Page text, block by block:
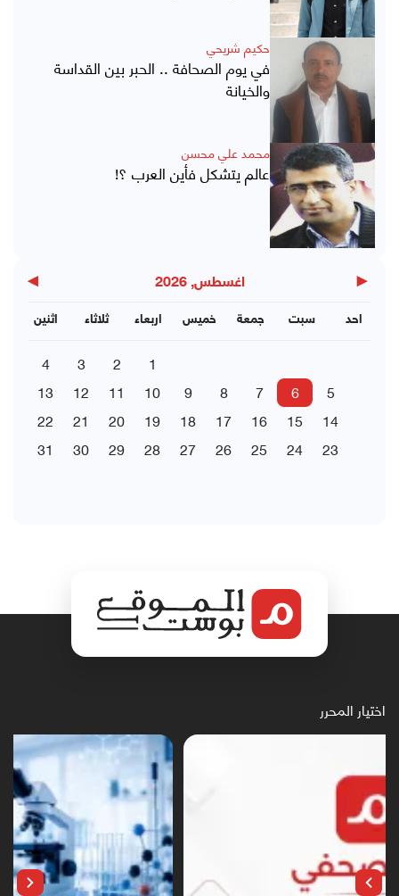
حكيم شريحي
في يوم الصحافة .. الحبر بين القداسة
والخيانة
محمد علي محسن
عالم يتشكل فأين العرب ؟!
◀ اغسطس, 2026 ▶
اثنين ثلاثاء اربعاء خميس جمعة سبت احد
1
2
3
4
5
6
7
8
9
10
11
12
13
14
15
16
17
18
19
20
21
22
23
24
25
26
27
28
29
30
31
اختيار المحرر